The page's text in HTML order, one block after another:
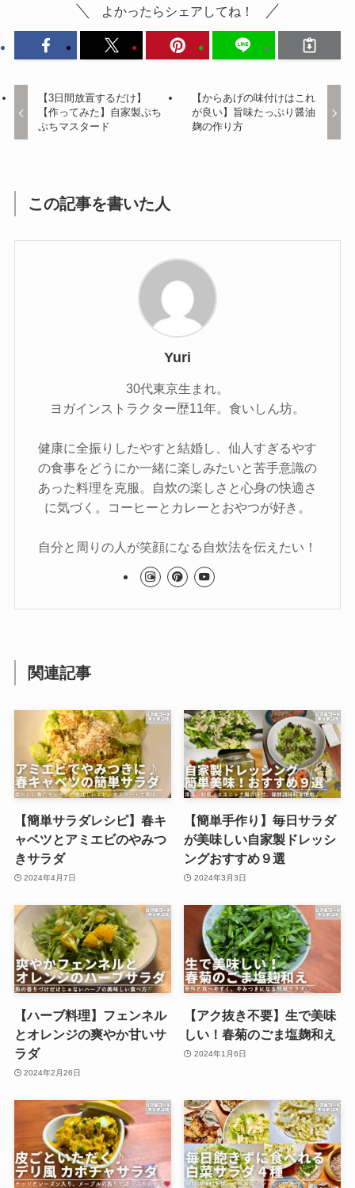
よかったらシェアしてね！
【3日間放置するだけ】
【作ってみた】自家製ぷち
ぷちマスタード
【からあげの味付けはこれ
が良い】旨味たっぷり醤油
麹の作り方
この記事を書いた人
Yuri
30代東京生まれ。
ヨガインストラクター歴11年。食いしん坊。
健康に全振りしたやすと結婚し、仙人すぎるやす
の食事をどうにか一緒に楽しみたいと苦手意識の
あった料理を克服。自炊の楽しさと心身の快適さ
に気づく。コーヒーとカレーとおやつが好き。
自分と周りの人が笑顔になる自炊法を伝えたい！
関連記事
【簡単サラダレシピ】春キ
ャベツとアミエビのやみつ
きサラダ
2024年4月7日
【簡単手作り】毎日サラダ
が美味しい自家製ドレッシ
ングおすすめ９選
2024年3月3日
【ハーブ料理】フェンネル
とオレンジの爽やか甘いサ
ラダ
2024年2月26日
【アク抜き不要】生で美味
しい！春菊のごま塩麹和え
2024年1月6日